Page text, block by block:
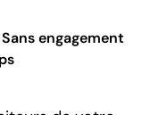
Sans engagement